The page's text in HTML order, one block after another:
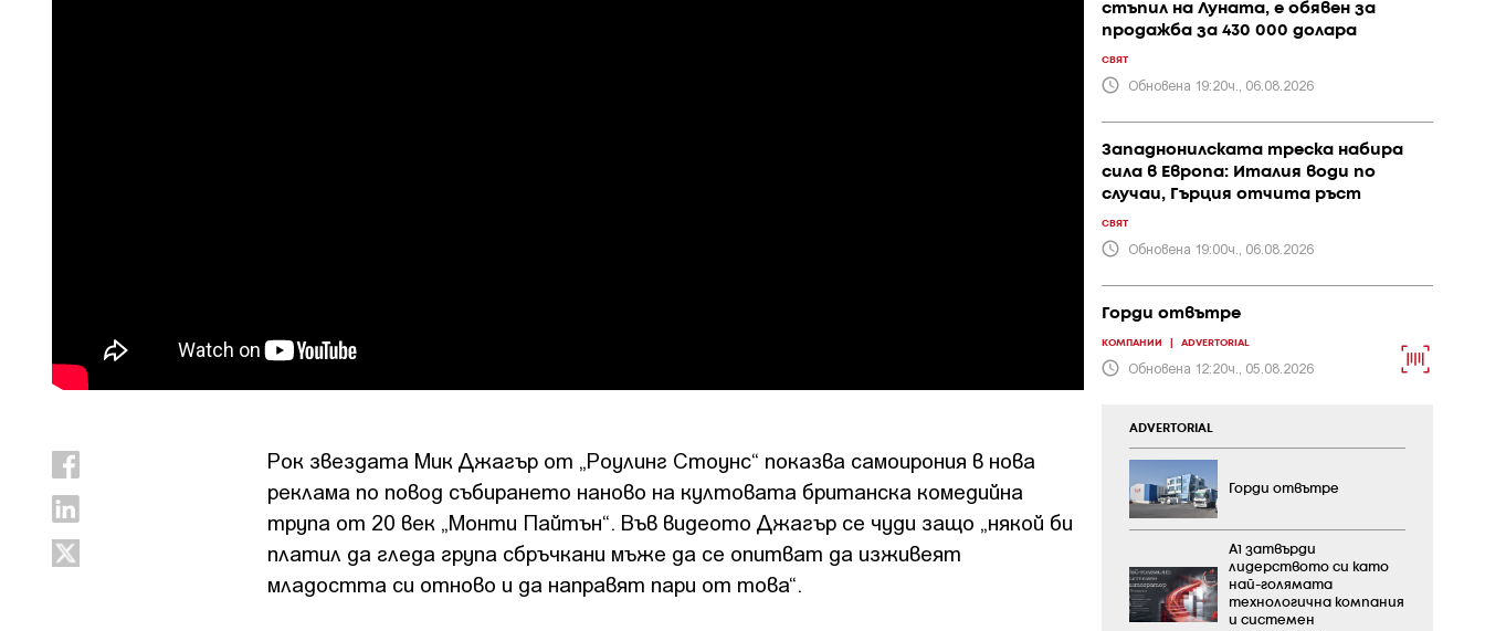
Рок звездата Мик Джагър от „Роулинг Стоунс“ показва самоирония в нова
реклама по повод събирането наново на култовата британска комедийна
трупа от 20 век „Монти Пайтън“. Във видеото Джагър се чуди защо „някой би
платил да гледа група сбръчкани мъже да се опитват да изживеят
младостта си отново и да направят пари от това“.
стъпил на Луната, е обявен за
продажба за 430 000 долара
СВЯТ
Обновена 19:20ч., 06.08.2026
Западнонилската треска набира
сила в Европа: Италия води по
случаи, Гърция отчита ръст
СВЯТ
Обновена 19:00ч., 06.08.2026
Горди отвътре
КОМПАНИИ ADVERTORIAL
Обновена 12:20ч., 05.08.2026
ADVERTORIAL
Горди отвътре
А1 затвърди
лидерството си като
най-голямата
технологична компания
и системен